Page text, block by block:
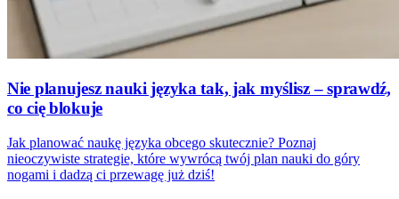
Nie planujesz nauki języka tak, jak myślisz – sprawdź,
co cię blokuje
Jak planować naukę języka obcego skutecznie? Poznaj
nieoczywiste strategie, które wywrócą twój plan nauki do góry
nogami i dadzą ci przewagę już dziś!